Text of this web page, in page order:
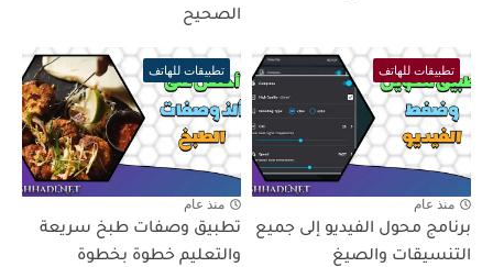
الصحيح
تطبيقات للهاتف
منذ عام
برنامج محول الفيديو إلى جميع
التنسيقات والصيغ
تطبيقات للهاتف
منذ عام
تطبيق وصفات طبخ سريعة
والتعليم خطوة بخطوة